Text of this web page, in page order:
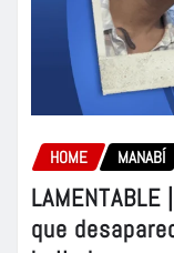
HOME MANABÍ
que